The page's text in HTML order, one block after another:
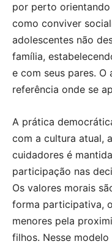
por perto
como conviver
adolescentes não
família,
e com seus pares. O
referência onde se
A prática
com a cultura atual,
cuidadores é
participação nas
Os valores morais
forma participativa,
menores pela
filhos. Nesse